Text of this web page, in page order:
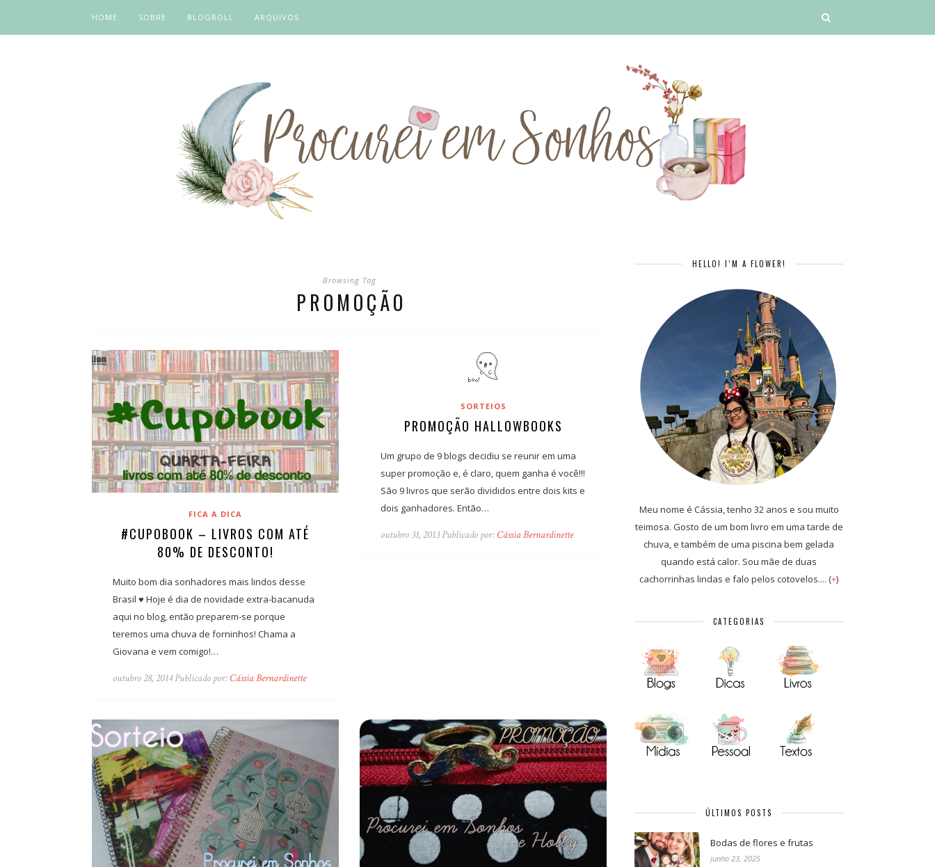
HOME SOBRE BLOGROLL ARQUIVOS
Browsing Tag
PROMOÇÃO
FICA A DICA
#CUPOBOOK – LIVROS COM ATÉ
80% DE DESCONTO!
Muito bom dia sonhadores mais lindos desse
Brasil ♥ Hoje é dia de novidade extra-bacanuda
aqui no blog, então preparem-se porque
teremos uma chuva de forninhos! Chama a
Giovana e vem comigo!…
outubro 28, 2014 Publicado por: Cássia Bernardinette
SORTEIOS
PROMOÇÃO HALLOWBOOKS
Um grupo de 9 blogs decidiu se reunir em uma
super promoção e, é claro, quem ganha é você!!!
São 9 livros que serão divididos entre dois kits e
dois ganhadores. Então…
outubro 31, 2013 Publicado por: Cássia Bernardinette
HELLO! I’M A FLOWER!
Meu nome é Cássia, tenho 32 anos e sou muito
teimosa. Gosto de um bom livro em uma tarde de
chuva, e também de uma piscina bem gelada
quando está calor. Sou mãe de duas
cachorrinhas lindas e falo pelos cotovelos.... (+)
CATEGORIAS
ÚLTIMOS POSTS
Bodas de flores e frutas
junho 23, 2025